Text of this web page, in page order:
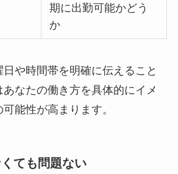
期に出勤可能かどう
か
や時間帯を明確に伝えること
なたの働き方を具体的にイメ
能性が高まります。
ても問題ない